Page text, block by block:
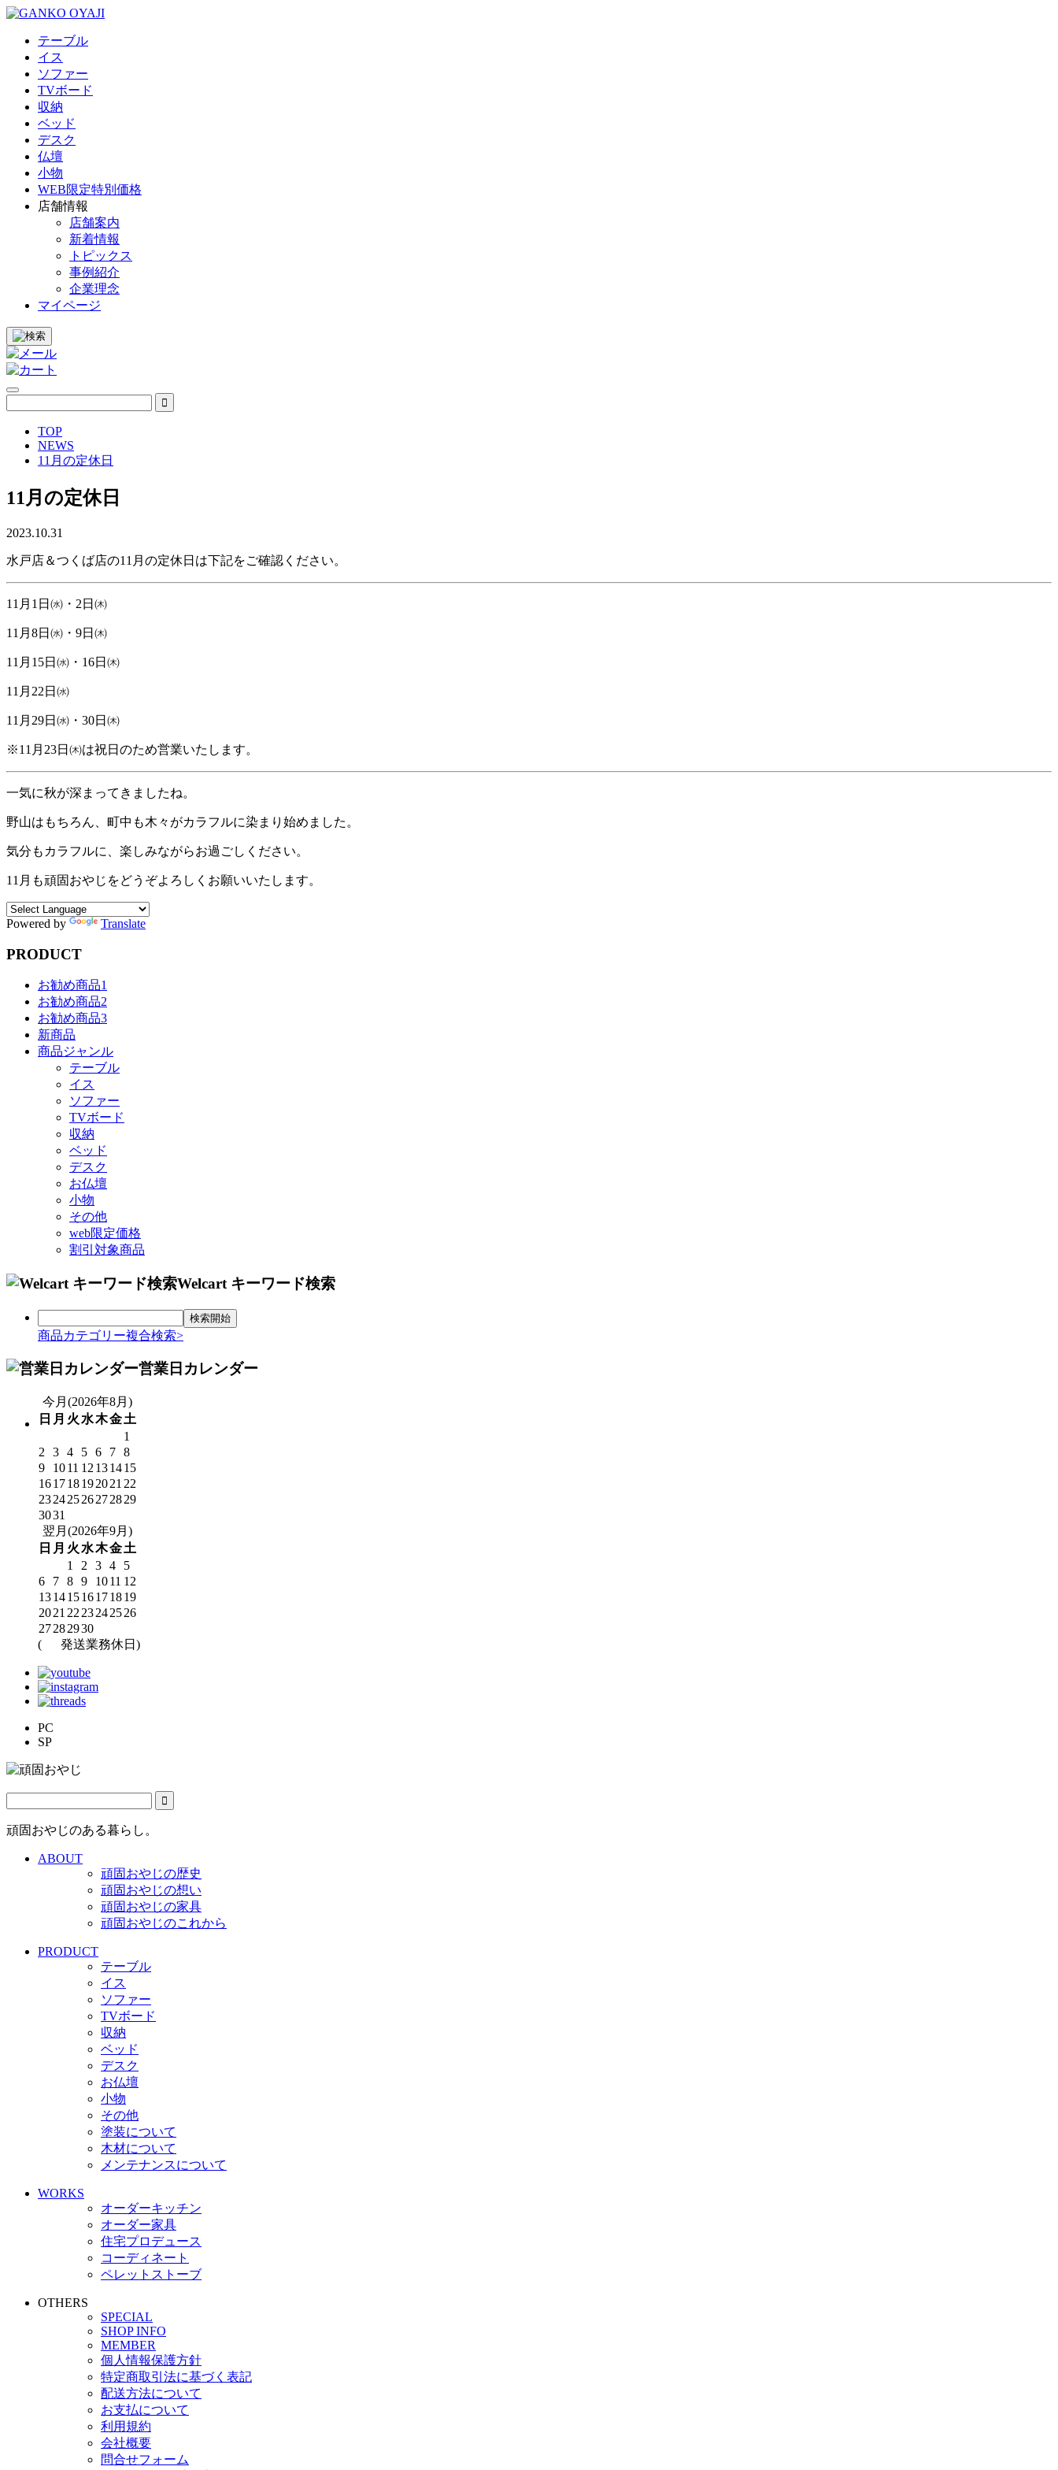
テーブル
イス
ソファー
TVボード
収納
ベッド
デスク
仏壇
小物
WEB限定特別価格
店舗情報
店舗案内
新着情報
トピックス
事例紹介
企業理念
マイページ
TOP
NEWS
11月の定休日
11月の定休日
2023.10.31
水戸店＆つくば店の11月の定休日は下記をご確認ください。
11月1日㈬・2日㈭
11月8日㈬・9日㈭
11月15日㈬・16日㈭
11月22日㈬
11月29日㈬・30日㈭
※11月23日㈭は祝日のため営業いたします。
一気に秋が深まってきましたね。
野山はもちろん、町中も木々がカラフルに染まり始めました。
気分もカラフルに、楽しみながらお過ごしください。
11月も頑固おやじをどうぞよろしくお願いいたします。
Powered by Translate
PRODUCT
お勧め商品1
お勧め商品2
お勧め商品3
新商品
商品ジャンル
テーブル
イス
ソファー
TVボード
収納
ベッド
デスク
お仏壇
小物
その他
web限定価格
割引対象商品
Welcart キーワード検索
商品カテゴリー複合検索>
営業日カレンダー
今月(2026年8月)
日 月 火 水木金土
1
2
3 4 5 6 7 8
9
1011 12 131415
161718192021 22
23242526272829
3031
翌月(2026年9月)
日 月 火 水木金土
1
2 3 4
5
6
7 8 9 1011 12
13141516171819
2021 22 23242526
27282930
(
発送業務休日)
PC
SP
頑固おやじのある暮らし。
ABOUT
頑固おやじの歴史
頑固おやじの想い
頑固おやじの家具
頑固おやじのこれから
PRODUCT
テーブル
イス
ソファー
TVボード
収納
ベッド
デスク
お仏壇
小物
その他
塗装について
木材について
メンテナンスについて
WORKS
オーダーキッチン
オーダー家具
住宅プロデュース
コーディネート
ペレットストーブ
OTHERS
SPECIAL
SHOP INFO
MEMBER
個人情報保護方針
特定商取引法に基づく表記
配送方法について
お支払について
利用規約
会社概要
問合せフォーム